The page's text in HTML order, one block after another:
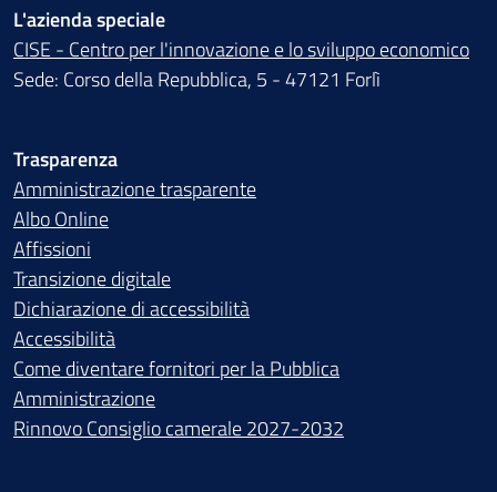
L'azienda speciale
CISE - Centro per l'innovazione e lo sviluppo economico
Sede: Corso della Repubblica, 5 - 47121 Forlì
Trasparenza
Amministrazione trasparente
Albo Online
Affissioni
Transizione digitale
Dichiarazione di accessibilità
Accessibilità
Come diventare fornitori per la Pubblica
Amministrazione
Rinnovo Consiglio camerale 2027-2032